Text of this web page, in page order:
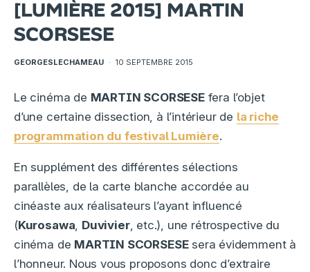
[LUMIÈRE 2015] MARTIN
SCORSESE
GEORGESLECHAMEAU · 10 SEPTEMBRE 2015
Le cinéma de MARTIN SCORSESEfera l’objet
d’une certaine dissection, à l’intérieur de la riche
programmation du festival Lumière.
En supplément des différentes sélections
parallèles, de la carte blanche accordée au
cinéaste aux réalisateurs l’ayant influencé
(Kurosawa, Duvivier, etc.), une rétrospective du
cinéma de MARTIN SCORSESEsera évidemment à
l’honneur. Nous vous proposons donc d’extraire